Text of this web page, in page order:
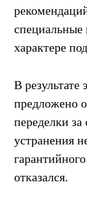
специальные
характере
В
предложено
переделки за
устранения
отказался.